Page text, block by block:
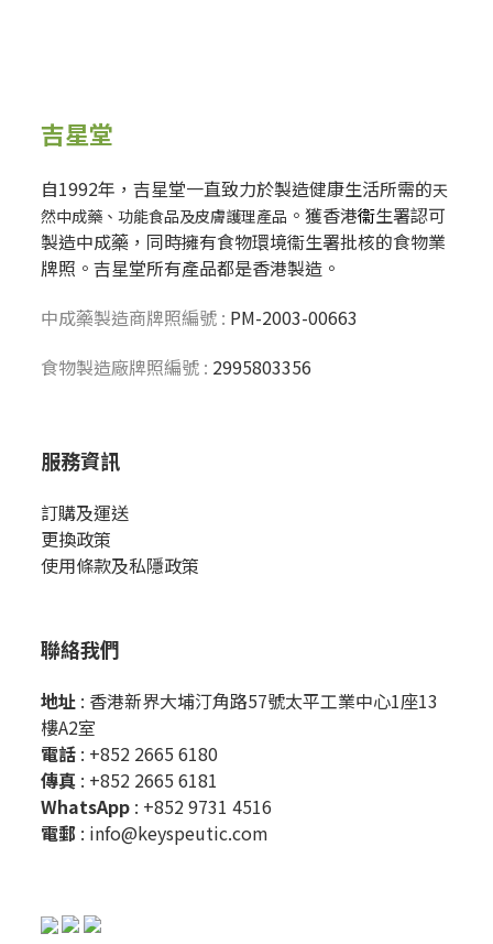
吉星堂
自1992年，吉星堂一直致力於製造健康生活所需的天
然中成藥、功能食品及皮膚護理產品 。獲香港衞生署認可
製造中成藥，同時擁有食物環境衞生署批核的食物業
牌照。吉星堂所有產品都是香港製造。
中成藥製造商牌照編號 : PM-2003-00663
食物製造廠牌照編號 : 2995803356
服務資訊
訂購及運送
更換政策
使用條款及私隱政策
聯絡我們
地址 : 香港新界大埔汀角路57號太平工業中心1座13
樓A2室
電話 : +852 2665 6180
傳真 : +852 2665 6181
WhatsApp : +852 9731 4516
電郵 : info@keyspeutic.com